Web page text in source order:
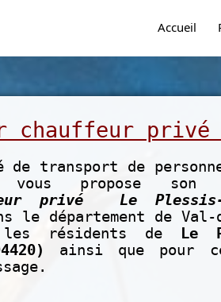
Accueil
chauffeur
de transport de
propose son
privé Le Plessis-
le département de Val-
les résidents de Le
ainsi que pour